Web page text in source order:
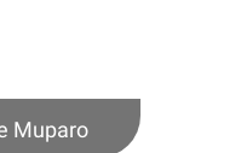
Muparo